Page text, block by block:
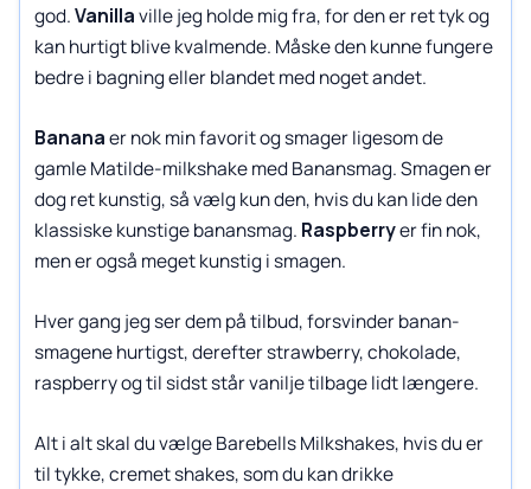
god.Vanillaville jeg holde mig fra, for den er ret tyk og
kan hurtigt blive kvalmende. Måske den kunne fungere
bedre i bagning eller blandet med noget andet.
Bananaer nok min favorit og smager ligesom de
gamle Matilde-milkshake med Banansmag. Smagen er
dog ret kunstig, så vælg kun den, hvis du kan lide den
klassiske kunstige banansmag. Raspberryer fin nok,
men er også meget kunstig i smagen.
Hver gang jeg ser dem på tilbud, forsvinder banan-
smagene hurtigst, derefter strawberry, chokolade,
raspberry og til sidst står vanilje tilbage lidt længere.
Alt i alt skal du vælge Barebells Milkshakes, hvis du er
til tykke, cremet shakes, som du kan drikke